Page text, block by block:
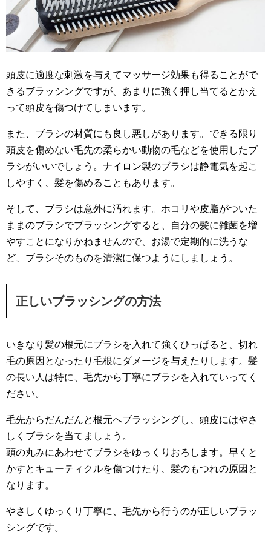
頭皮に適度な刺激を与えてマッサージ効果も得ることがで
きるブラッシングですが、あまりに強く押し当てるとかえ
って頭皮を傷つけてしまいます。
また、ブラシの材質にも良し悪しがあります。できる限り
頭皮を傷めない毛先の柔らかい動物の毛などを使用したブ
ラシがいいでしょう。ナイロン製のブラシは静電気を起こ
しやすく、髪を傷めることもあります。
そして、ブラシは意外に汚れます。ホコリや皮脂がついた
ままのブラシでブラッシングすると、自分の髪に雑菌を増
やすことになりかねませんので、お湯で定期的に洗うな
ど、ブラシそのものを清潔に保つようにしましょう。
正しいブラッシングの方法
いきなり髪の根元にブラシを入れて強くひっぱると、切れ
毛の原因となったり毛根にダメージを与えたりします。髪
の長い人は特に、毛先から丁寧にブラシを入れていってく
ださい。
毛先からだんだんと根元へブラッシングし、頭皮にはやさ
しくブラシを当てましょう。
頭の丸みにあわせてブラシをゆっくりおろします。早くと
かすとキューティクルを傷つけたり、髪のもつれの原因と
なります。
やさしくゆっくり丁寧に、毛先から行うのが正しいブラッ
シングです。